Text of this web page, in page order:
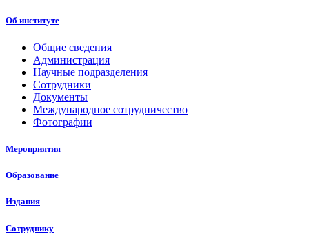
Об институте
Общие сведения
Администрация
Научные подразделения
Сотрудники
Документы
Международное сотрудничество
Фотографии
Мероприятия
Образование
Издания
Сотруднику